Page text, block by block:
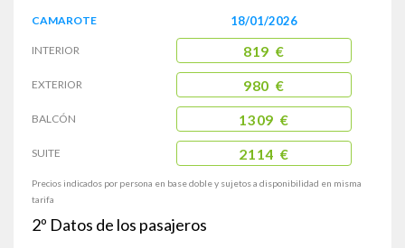
CAMAROTE
INTERIOR
EXTERIOR
BALCÓN
SUITE
18/01/2026
819 €
980 €
1309 €
2114 €
Precios indicados por persona en base doble y sujetos a disponibilidad en misma
tarifa
2º Datos de los pasajeros